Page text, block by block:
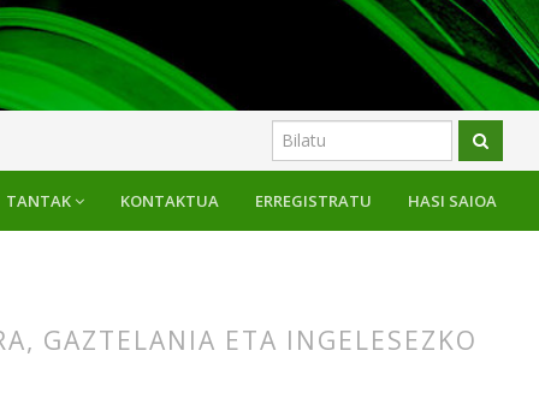
TANTAK KONTAKTUA ERREGISTRATU HASI SAIOA
GAZTELANIA ETA INGELESEZKO